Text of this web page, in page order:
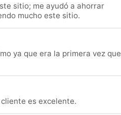
sitio; me ayudó a ahorrar
mucho este sitio.
ya que era la primera vez que
es excelente.